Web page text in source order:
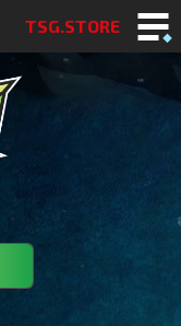
TSG.STORE